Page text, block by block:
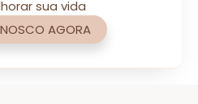
sua vida
AGORA